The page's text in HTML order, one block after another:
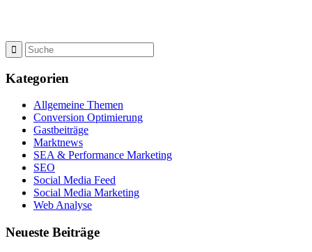
Kategorien
Allgemeine Themen
Conversion Optimierung
Gastbeiträge
Marktnews
SEA & Performance Marketing
SEO
Social Media Feed
Social Media Marketing
Web Analyse
Neueste Beiträge